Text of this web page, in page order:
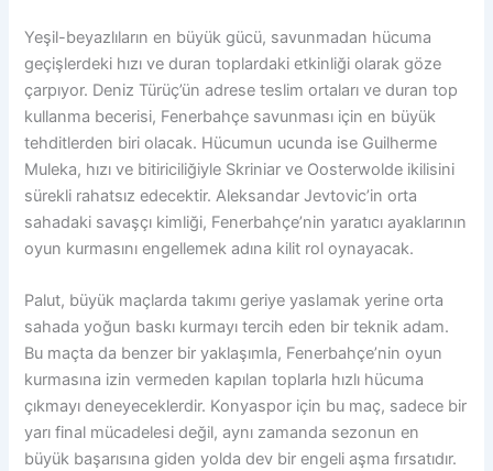
Yeşil-beyazlıların en büyük gücü, savunmadan hücuma
geçişlerdeki hızı ve duran toplardaki etkinliği olarak göze
çarpıyor. Deniz Türüç’ün adrese teslim ortaları ve duran top
kullanma becerisi, Fenerbahçe savunması için en büyük
tehditlerden biri olacak. Hücumun ucunda ise Guilherme
Muleka, hızı ve bitiriciliğiyle Skriniar ve Oosterwolde ikilisini
sürekli rahatsız edecektir. Aleksandar Jevtovic’in orta
sahadaki savaşçı kimliği, Fenerbahçe’nin yaratıcı ayaklarının
oyun kurmasını engellemek adına kilit rol oynayacak.
Palut, büyük maçlarda takımı geriye yaslamak yerine orta
sahada yoğun baskı kurmayı tercih eden bir teknik adam.
Bu maçta da benzer bir yaklaşımla, Fenerbahçe’nin oyun
kurmasına izin vermeden kapılan toplarla hızlı hücuma
çıkmayı deneyeceklerdir. Konyaspor için bu maç, sadece bir
yarı final mücadelesi değil, aynı zamanda sezonun en
büyük başarısına giden yolda dev bir engeli aşma fırsatıdır.